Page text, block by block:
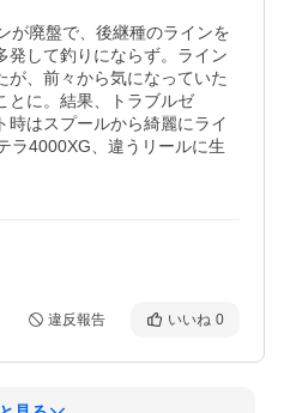
が廃盤で、後継種のラインを
発して釣りにならず。ライン
が、前々から気になっていた
とに。結果、トラブルゼ
時はスプールから綺麗にライ
ラ4000XG、違うリールに生
違反報告 いいね 0